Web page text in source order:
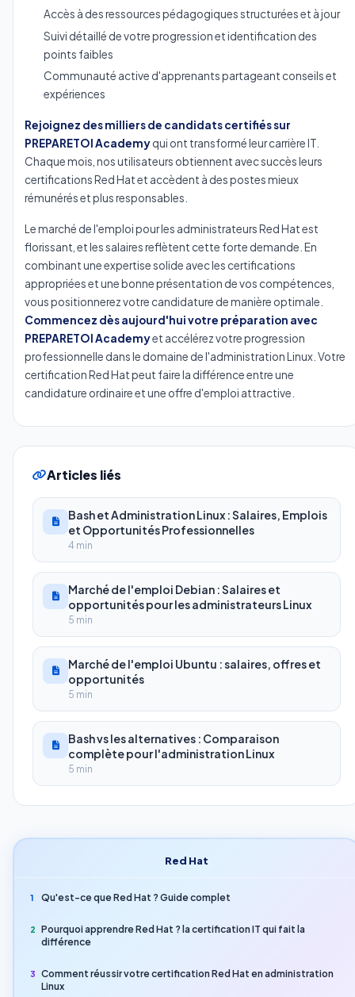
Accès à des ressources pédagogiques structurées et à jour
Suivi détaillé de votre progression et identification des
points faibles
Communauté active d'apprenants partageant conseils et
expériences
Rejoignez des milliers de candidats certifiés sur
PREPARETOI Academyqui ont transformé leur carrière IT.
Chaque mois, nos utilisateurs obtiennent avec succès leurs
certifications Red Hat et accèdent à des postes mieux
rémunérés et plus responsables.
Le marché de l'emploi pour les administrateurs Red Hat est
florissant, et les salaires reflètent cette forte demande. En
combinant une expertise solide avec les certifications
appropriées et une bonne présentation de vos compétences,
vous positionnerez votre candidature de manière optimale.
Commencez dès aujourd'hui votre préparation avec
PREPARETOI Academyet accélérez votre progression
professionnelle dans le domaine de l'administration Linux. Votre
certification Red Hat peut faire la différence entre une
candidature ordinaire et une offre d'emploi attractive.
Articles liés
Bash et Administration Linux : Salaires, Emplois
et Opportunités Professionnelles
4 min
Marché de l'emploi Debian : Salaires et
opportunités pour les administrateurs Linux
5 min
Marché de l'emploi Ubuntu : salaires, offres et
opportunités
5 min
Bash vs les alternatives : Comparaison
complète pour l'administration Linux
5 min
Red Hat
1 Qu'est-ce que Red Hat ? Guide complet
2
Pourquoi apprendre Red Hat ? la certification IT qui fait la
différence
3
Comment réussir votre certification Red Hat en administration
Linux